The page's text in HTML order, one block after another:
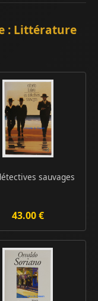
: Littérature
sauvages
43.00 €